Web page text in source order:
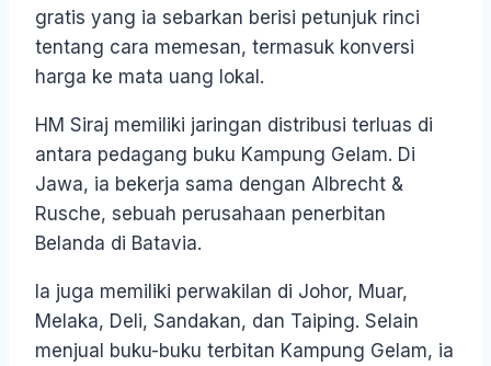
gratis yang ia sebarkan berisi petunjuk rinci
tentang cara memesan, termasuk konversi
harga ke mata uang lokal.
HM Siraj memiliki jaringan distribusi terluas di
antara pedagang buku Kampung Gelam. Di
Jawa, ia bekerja sama dengan Albrecht &
Rusche, sebuah perusahaan penerbitan
Belanda di Batavia.
Ia juga memiliki perwakilan di Johor, Muar,
Melaka, Deli, Sandakan, dan Taiping. Selain
menjual buku-buku terbitan Kampung Gelam, ia